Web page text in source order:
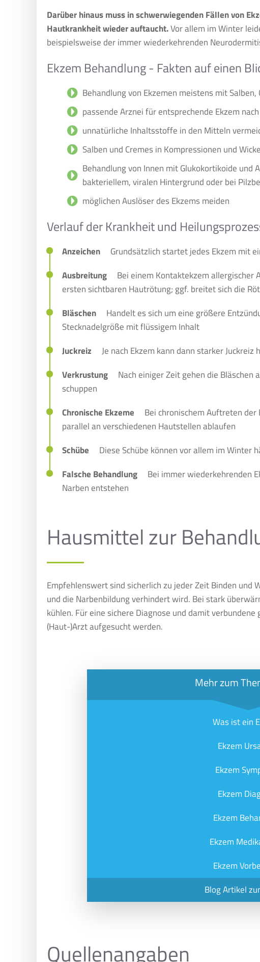
Darüber hinaus muss in schwerwiegenden Fällen von
Hautkrankheit wieder auftaucht.Vor allem im Winter
beispielsweise der immer wiederkehrenden
Ekzem Behandlung - Fakten auf einen
Behandlung von Ekzemen meistens mit Salben,
passende Arznei für entsprechende Ekzem
unnatürliche Inhaltsstoffe in den Mitteln
Salben und Cremes in Kompressionen und
Behandlung von Innen mit Glukokortikoide
bakteriellem, viralen Hintergrund oder bei
möglichen Auslöser des Ekzems meiden
Verlauf der Krankheit und
Anzeichen
Grundsätzlich startet jedes Ekzem mit
Ausbreitung
Bei einem Kontaktekzem allergischer
ersten sichtbaren Hautrötung; ggf. breitet sich die
Bläschen
Handelt es sich um eine größere
Stecknadelgröße mit flüssigem Inhalt
Juckreiz
Je nach Ekzem kann dann starker Juckreiz
Verkrustung
Nach einiger Zeit gehen die
schuppen
Chronische Ekzeme
Bei chronischem Auftreten
parallel an verschiedenen Hautstellen ablaufen
Schübe
Diese Schübe können vor allem im Winter
Falsche Behandlung
Bei immer wiederkehrenden
Narben entstehen
Hausmittel zur
Empfehlenswert sind sicherlich zu jeder Zeit Binden
und die Narbenbildung verhindert wird. Bei stark
kühlen. Für eine sichere Diagnose und damit
(Haut-)Arzt aufgesucht werden.
Mehr zum
Was ist ein
Ekzem
Ekzem
Ekzem
Ekzem
Ekzem
Ekzem
Blog Artikel
Quellenangaben